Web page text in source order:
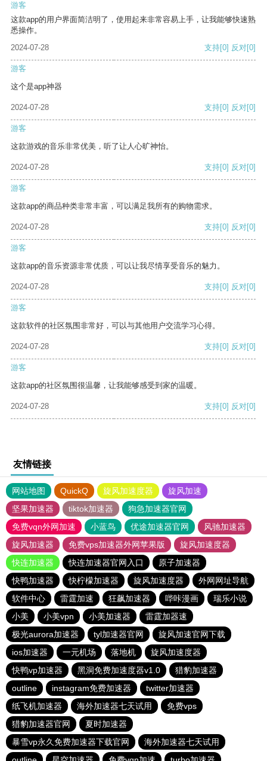
游客
这款app的用户界面简洁明了，使用起来非常容易上手，让我能够快速熟
悉操作。
2024-07-28
支持[0] 反对[0]
游客
这个是app神器
2024-07-28 支持[0] 反对[0]
游客
这款游戏的音乐非常优美，听了让人心旷神怡。
2024-07-28 支持[0] 反对[0]
游客
这款app的商品种类非常丰富，可以满足我所有的购物需求。
2024-07-28 支持[0] 反对[0]
游客
这款app的音乐资源非常优质，可以让我尽情享受音乐的魅力。
2024-07-28 支持[0] 反对[0]
游客
这款软件的社区氛围非常好，可以与其他用户交流学习心得。
2024-07-28 支持[0] 反对[0]
游客
这款app的社区氛围很温馨，让我能够感受到家的温暖。
2024-07-28 支持[0] 反对[0]
友情链接
网站地图 QuickQ 旋风加速度器
旋风加速
坚果加速器
tiktok加速器
狗急加速器官网
免费vqn外网加速
小蓝鸟 优途加速器官网
风驰加速器
旋风加速器
免费vps加速器外网苹果版
旋风加速度器
快连加速器
快连加速器官网入口
原子加速器
快鸭加速器
快柠檬加速器 旋风加速度器
外网网址导航
软件中心
雷霆加速 狂飙加速器 哔咔漫画
瑞乐小说
小美
小美vpn 小美加速器
雷霆加器速
极光aurora加速器
tyl加速器官网
旋风加速官网下载
ios加速器
一元机场 落地机
旋风加速度器
快鸭vp加速器
黑洞免费加速度器v1.0
猎豹加速器
outline
instagram免费加速器
twitter加速器
纸飞机加速器
海外加速器七天试用
免费vps
猎豹加速器官网
夏时加速器
暴雪vp永久免费加速器下载官网
海外加速器七天试用